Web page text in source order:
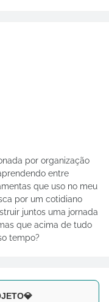
por organização
entre
que uso no meu
por um cotidiano
juntos uma jornada
que acima de tudo
tempo?